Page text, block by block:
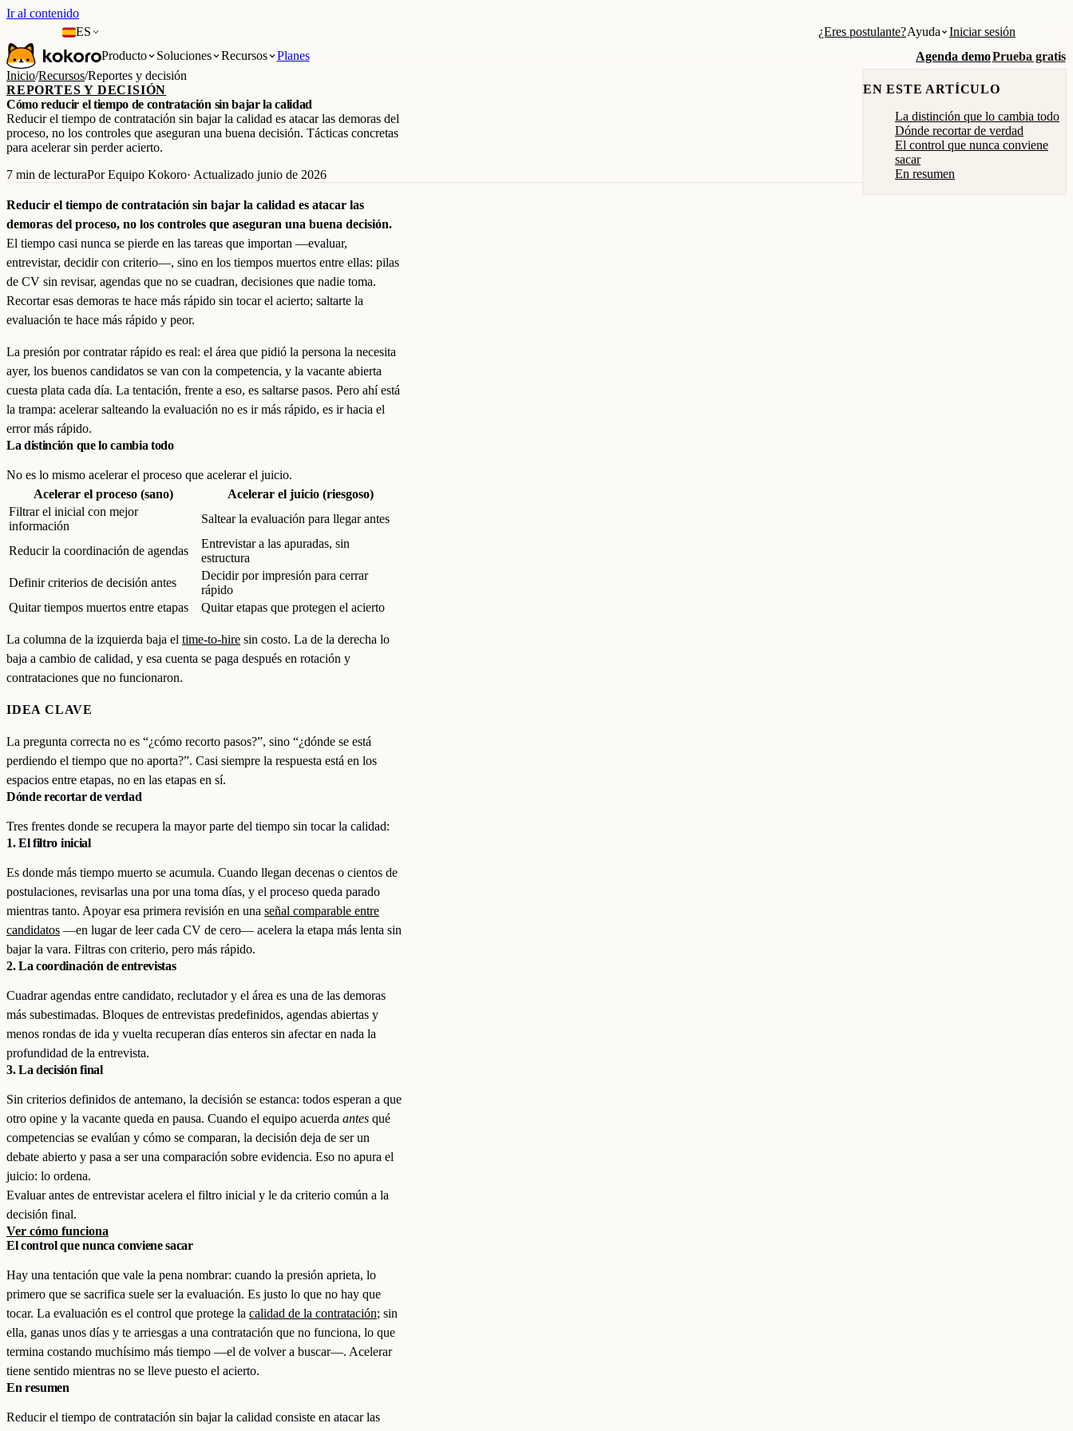
Ir al contenido
ES
¿Eres postulante?Ayuda
Iniciar sesión
Producto
Soluciones Recursos Planes Agenda demoPrueba gratis
Inicio/Recursos/Reportes y decisión
REPORTES Y DECISIÓN
Cómo reducir el tiempo de contratación sin bajar la calidad
Reducir el tiempo de contratación sin bajar la calidad es atacar las demoras del
proceso, no los controles que aseguran una buena decisión. Tácticas concretas
para acelerar sin perder acierto.
7 min de lecturaPor Equipo Kokoro· Actualizado junio de 2026
Reducir el tiempo de contratación sin bajar la calidad es atacar las
demoras del proceso, no los controles que aseguran una buena decisión.
El tiempo casi nunca se pierde en las tareas que importan —evaluar,
entrevistar, decidir con criterio—, sino en los tiempos muertos entre ellas: pilas
de CV sin revisar, agendas que no se cuadran, decisiones que nadie toma.
Recortar esas demoras te hace más rápido sin tocar el acierto; saltarte la
evaluación te hace más rápido y peor.
La presión por contratar rápido es real: el área que pidió la persona la necesita
ayer, los buenos candidatos se van con la competencia, y la vacante abierta
cuesta plata cada día. La tentación, frente a eso, es saltarse pasos. Pero ahí está
la trampa: acelerar salteando la evaluación no es ir más rápido, es ir hacia el
error más rápido.
La distinción que lo cambia todo
No es lo mismo acelerar el proceso que acelerar el juicio.
Acelerar el proceso (sano)
Acelerar el juicio (riesgoso)
Filtrar el inicial con mejor
información
Saltear la evaluación para llegar antes
Reducir la coordinación de agendas
Entrevistar a las apuradas, sin
estructura
Definir criterios de decisión antes
Decidir por impresión para cerrar
rápido
Quitar tiempos muertos entre etapas
Quitar etapas que protegen el acierto
La columna de la izquierda baja el time-to-hire sin costo. La de la derecha lo
baja a cambio de calidad, y esa cuenta se paga después en rotación y
contrataciones que no funcionaron.
IDEA CLAVE
La pregunta correcta no es “¿cómo recorto pasos?”, sino “¿dónde se está
perdiendo el tiempo que no aporta?”. Casi siempre la respuesta está en los
espacios entre etapas, no en las etapas en sí.
Dónde recortar de verdad
Tres frentes donde se recupera la mayor parte del tiempo sin tocar la calidad:
1. El filtro inicial
Es donde más tiempo muerto se acumula. Cuando llegan decenas o cientos de
postulaciones, revisarlas una por una toma días, y el proceso queda parado
mientras tanto. Apoyar esa primera revisión en una señal comparable entre
candidatos —en lugar de leer cada CV de cero— acelera la etapa más lenta sin
bajar la vara. Filtras con criterio, pero más rápido.
2. La coordinación de entrevistas
Cuadrar agendas entre candidato, reclutador y el área es una de las demoras
más subestimadas. Bloques de entrevistas predefinidos, agendas abiertas y
menos rondas de ida y vuelta recuperan días enteros sin afectar en nada la
profundidad de la entrevista.
3. La decisión final
Sin criterios definidos de antemano, la decisión se estanca: todos esperan a que
otro opine y la vacante queda en pausa. Cuando el equipo acuerda antes qué
competencias se evalúan y cómo se comparan, la decisión deja de ser un
debate abierto y pasa a ser una comparación sobre evidencia. Eso no apura el
juicio: lo ordena.
Evaluar antes de entrevistar acelera el filtro inicial y le da criterio común a la
decisión final.
Ver cómo funciona
El control que nunca conviene sacar
Hay una tentación que vale la pena nombrar: cuando la presión aprieta, lo
primero que se sacrifica suele ser la evaluación. Es justo lo que no hay que
tocar. La evaluación es el control que protege la calidad de la contratación; sin
ella, ganas unos días y te arriesgas a una contratación que no funciona, lo que
termina costando muchísimo más tiempo —el de volver a buscar—. Acelerar
tiene sentido mientras no se lleve puesto el acierto.
En resumen
Reducir el tiempo de contratación sin bajar la calidad consiste en atacar las
EN ESTE ARTÍCULO
La distinción que lo cambia todo
Dónde recortar de verdad
El control que nunca conviene
sacar
En resumen